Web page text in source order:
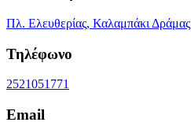
Πλ. Ελευθερίας, Καλαμπάκι Δράμας
Τηλέφωνο
2521051771
Email